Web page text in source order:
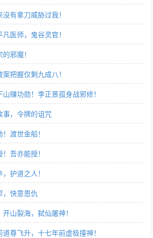
有拿刀威胁过我！
医师，鬼谷灵官！
邪魔！
把握仅剩九成八！
赚功勋！李正景孤身战邪修！
事，令牌的诅咒
渡世金船！
吾亦能授！
护道之人！
，快意恩仇
山裂海，弑仙屠神！
尊飞升，十七年前虚极撞神！